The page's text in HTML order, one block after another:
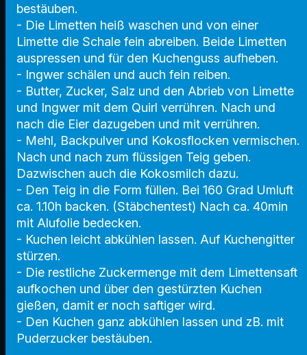
bestäuben.
- Die Limetten heiß waschen und von einer
Limette die Schale fein abreiben. Beide Limetten
auspressen und für den Kuchenguss aufheben.
- Ingwer schälen und auch fein reiben.
- Butter, Zucker, Salz und den Abrieb von Limette
und Ingwer mit dem Quirl verrühren. Nach und
nach die Eier dazugeben und mit verrühren.
- Mehl, Backpulver und Kokosflocken vermischen.
Nach und nach zum flüssigen Teig geben.
Dazwischen auch die Kokosmilch dazu.
- Den Teig in die Form füllen. Bei 160 Grad Umluft
ca. 1.10h backen. (Stäbchentest) Nach ca. 40min
mit Alufolie bedecken.
- Kuchen leicht abkühlen lassen. Auf Kuchengitter
stürzen.
- Die restliche Zuckermenge mit dem Limettensaft
aufkochen und über den gestürzten Kuchen
gießen, damit er noch saftiger wird.
- Den Kuchen ganz abkühlen lassen und zB. mit
Puderzucker bestäuben.